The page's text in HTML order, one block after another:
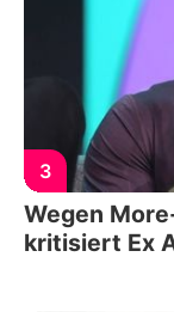
3
Wegen
kritisiert Ex